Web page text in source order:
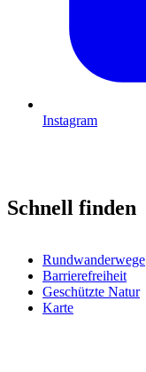
Instagram
Schnell finden
Rundwanderwege
Barrierefreiheit
Geschützte Natur
Karte